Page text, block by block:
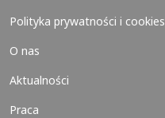
Polityka prywatności i cookies
O nas
Aktualności
Praca